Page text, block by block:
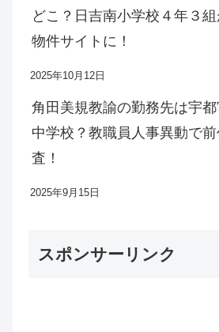
どこ？日吉南小学校４年３
物件サイトに！
2025年10月12日
角田美規教諭の勤務先は宇
中学校？教職員人事異動で前
査！
2025年9月15日
スポンサーリンク